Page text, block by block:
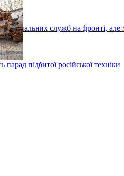
комунальних служб на фронті, але
підбитої російської техніки